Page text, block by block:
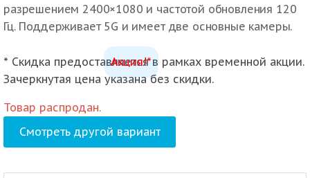
разрешением 2400×1080 и частотой обновления 120
Гц. Поддерживает 5G и имеет две основные камеры.
Акция!*
* Скидка предоставляется в рамках временной акции.
Зачеркнутая цена указана без скидки.
Товар распродан.
Смотреть другой вариант